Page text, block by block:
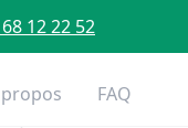
12 22 52
FAQ